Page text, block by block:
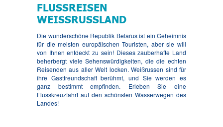
FLUSSREISEN
WEISSRUSSLAND
Die wunderschöne Republik Belarus ist ein Geheimnis
für die meisten europäischen Touristen, aber sie will
von Ihnen entdeckt zu sein! Dieses zauberhafte Land
beherbergt viele Sehenswürdigkeiten, die die echten
Reisenden aus aller Welt locken. Weißrussen sind für
ihre Gastfreundschaft berühmt, und Sie werden es
ganz bestimmt empfinden. Erleben Sie eine
Flusskreuzfahrt auf den schönsten Wasserwegen des
Landes!